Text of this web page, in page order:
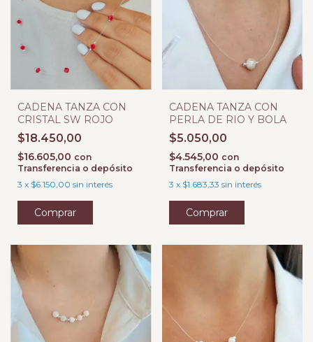
CADENA TANZA CON
CRISTAL SW ROJO
$18.450,00
$16.605,00 con
Transferencia o depósito
3 x $6.150,00 sin interés
CADENA TANZA CON
PERLA DE RIO Y BOLA
$5.050,00
$4.545,00 con
Transferencia o depósito
3 x $1.683,33 sin interés